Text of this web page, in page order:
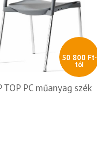
50 800 Ft-
tól
TOP PC műanyag szék